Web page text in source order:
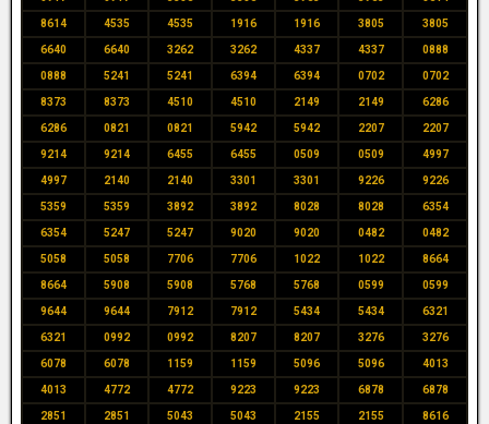
8614 4535 4535 1916 1916 3805 3805
6640 6640 3262 3262 4337 4337 0888
0888 5241 5241 6394 6394 0702 0702
8373 8373 4510 4510 2149 2149 6286
6286 0821 0821 5942 5942 2207 2207
9214 9214 6455 6455 0509 0509 4997
4997 2140 2140 3301 3301 9226 9226
5359 5359 3892 3892 8028 8028 6354
6354 5247 5247 9020 9020 0482 0482
5058 5058 7706 7706 1022 1022 8664
8664 5908 5908 5768 5768 0599 0599
9644 9644 7912 7912 5434 5434 6321
6321 0992 0992 8207 8207 3276 3276
6078 6078 1159 1159 5096 5096 4013
4013 4772 4772 9223 9223 6878 6878
2851 2851 5043 5043 2155 2155 8616